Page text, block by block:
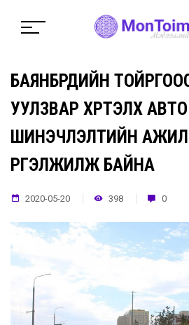
БАЯНБҮРДИЙН
УУЛЗВАР ХҮРТЭЛХ
ШИНЭЧЛЭЛТИЙН АЖИЛ
ҮРГЭЛЖИЛЖ БАЙНА
2020-05-20 398 0